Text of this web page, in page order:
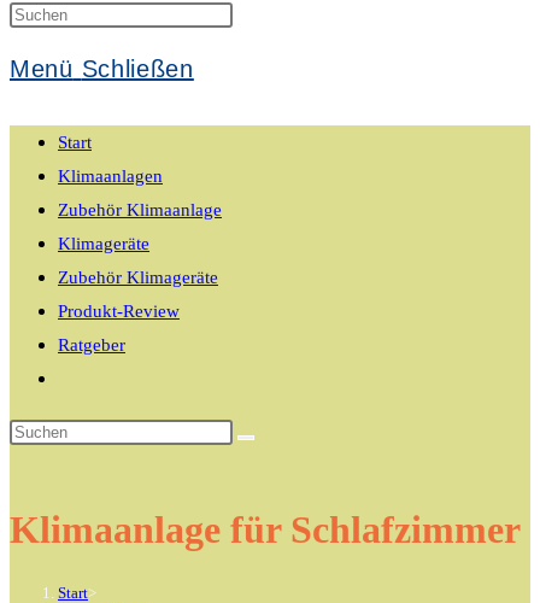
Suche
umschalten
Menü Schließen
Start
Klimaanlagen
Zubehör Klimaanlage
Klimageräte
Zubehör Klimageräte
Produkt-Review
Ratgeber
umschalten
Diese
Klimaanlage für Schlafzimmer
Start>